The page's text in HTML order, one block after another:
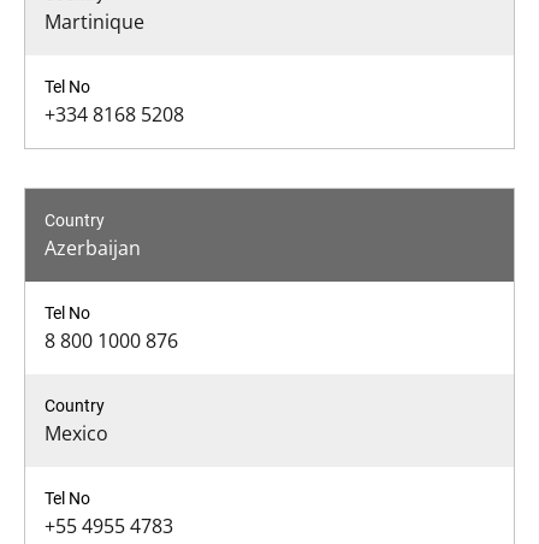
Martinique
+334 8168 5208
Azerbaijan
8 800 1000 876
Mexico
+55 4955 4783